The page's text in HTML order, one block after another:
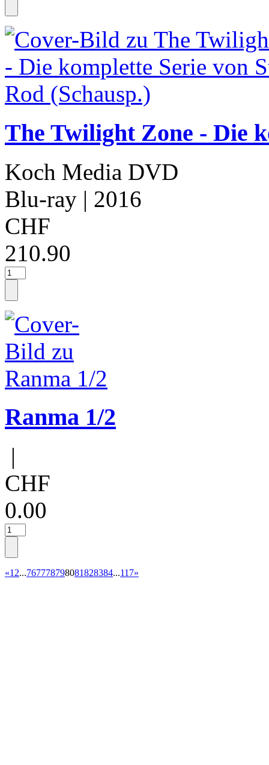
The Twilight Zone - Die
Koch Media DVD
Blu-ray | 2016
CHF
210.90
Ranma 1/2
|
CHF
0.00
«1 2...767778798081828384...117»